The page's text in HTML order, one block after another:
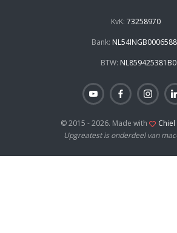
KvK: 73258970
Bank:
BTW:
© 2015 - 2026. Made with
Upgreatest is onderdeel van